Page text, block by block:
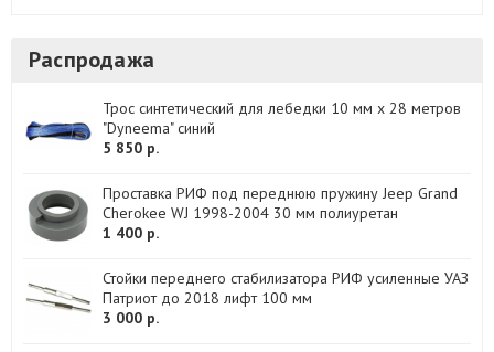
Распродажа
Трос синтетический для лебедки 10 мм x 28 метров
"Dyneema" синий
5 850 р.
Проставка РИФ под переднюю пружину Jeep Grand
Cherokee WJ 1998-2004 30 мм полиуретан
1 400 р.
Стойки переднего стабилизатора РИФ усиленные УАЗ
Патриот до 2018 лифт 100 мм
3 000 р.